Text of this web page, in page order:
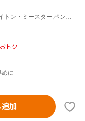
ブレイク・ライヴリー,レイトン・ミースター,ペン・バッジリー,セシリー・フォン・ジーゲザー(原作)
トク
めに
加